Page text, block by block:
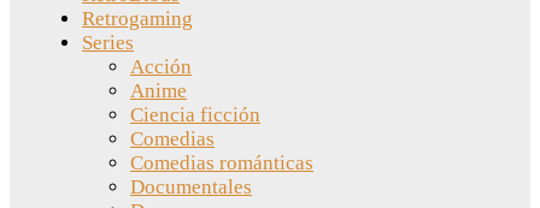
Retrogaming
Series
Acción
Anime
Ciencia ficción
Comedias
Comedias románticas
Documentales